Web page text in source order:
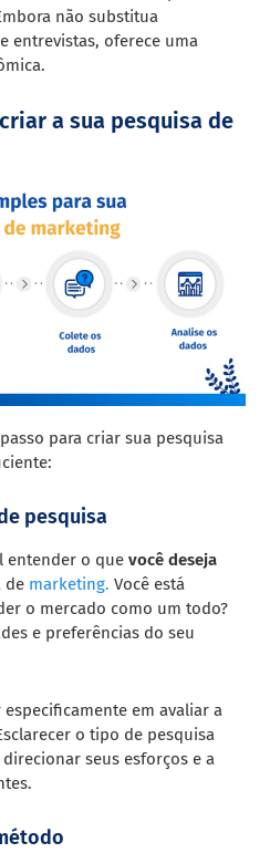
não substitua
entrevistas, oferece uma
a sua pesquisa de
para criar sua pesquisa
pesquisa
entender o quevocê deseja
de marketing. Você está
o mercado como um todo?
e preferências do seu
em avaliar a
o tipo de pesquisa
seus esforços e a